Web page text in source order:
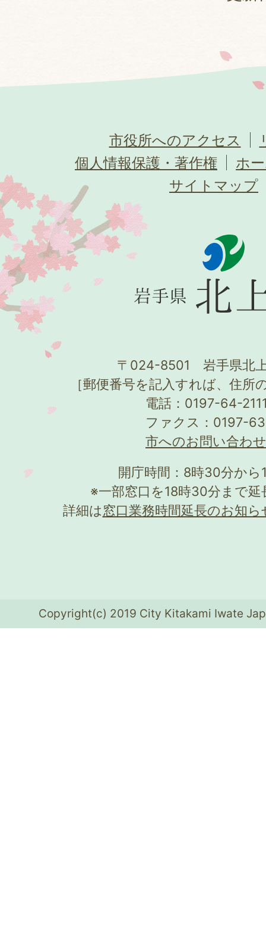
市役所へのアクセス
個人情報保護・著作権
ホ
サイトマップ
〒024-8501 岩手県北
［郵便番号を記入すれば、住所
電話：0197-64-
ファクス：0197-
市へのお問い合わ
開庁時間：8時30分か
※一部窓口を18時30分まで
詳細は窓口業務時間延長のお知ら
Copyright(c) 2019 City Kitakami Iwate